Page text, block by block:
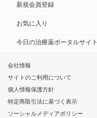
新規会員登録
お気に入り
今日の治療薬ポータルサイト
会社情報
サイトのご利用について
個人情報保護方針
特定商取引法に基づく表示
ソーシャルメディアポリシー